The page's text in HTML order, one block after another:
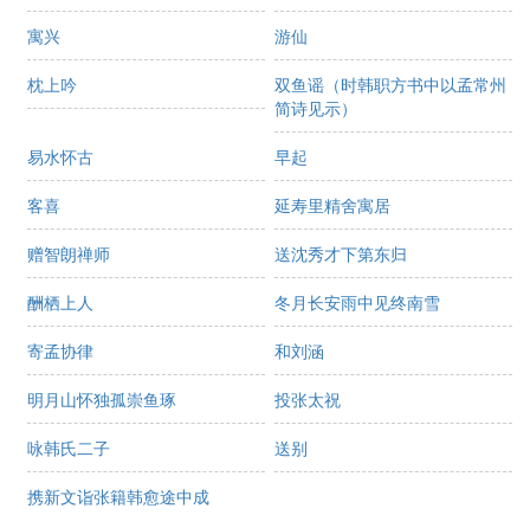
寓兴 游仙
枕上吟
双鱼谣（时韩职方书中以孟常州
简诗见示）
易水怀古 早起
客喜 延寿里精舍寓居
赠智朗禅师 送沈秀才下第东归
酬栖上人 冬月长安雨中见终南雪
寄孟协律 和刘涵
明月山怀独孤崇鱼琢 投张太祝
咏韩氏二子 送别
携新文诣张籍韩愈途中成